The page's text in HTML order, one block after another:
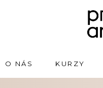
O NÁS KURZY